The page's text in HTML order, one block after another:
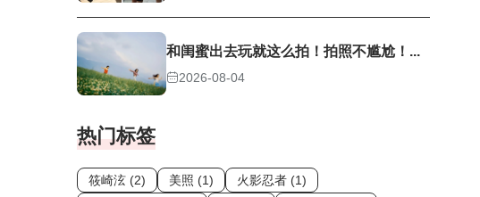
和闺蜜出去玩就这么拍！拍照不尴尬！...
2026-08-04
热门标签
筱崎泫 (2) 美照 (1)
火影忍者 (1)